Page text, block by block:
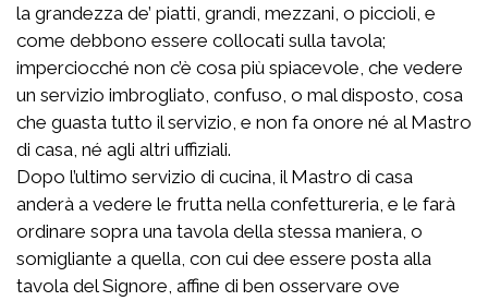
la grandezza de’ piatti, grandi, mezzani, o piccioli, e
come debbono essere collocati sulla tavola;
imperciocché non c’è cosa più spiacevole, che vedere
un servizio imbrogliato, confuso, o mal disposto, cosa
che guasta tutto il servizio, e non fa onore né al Mastro
di casa, né agli altri uffiziali.
Dopo l’ultimo servizio di cucina, il Mastro di casa
anderà a vedere le frutta nella confettureria, e le farà
ordinare sopra una tavola della stessa maniera, o
somigliante a quella, con cui dee essere posta alla
tavola del Signore, affine di ben osservare ove